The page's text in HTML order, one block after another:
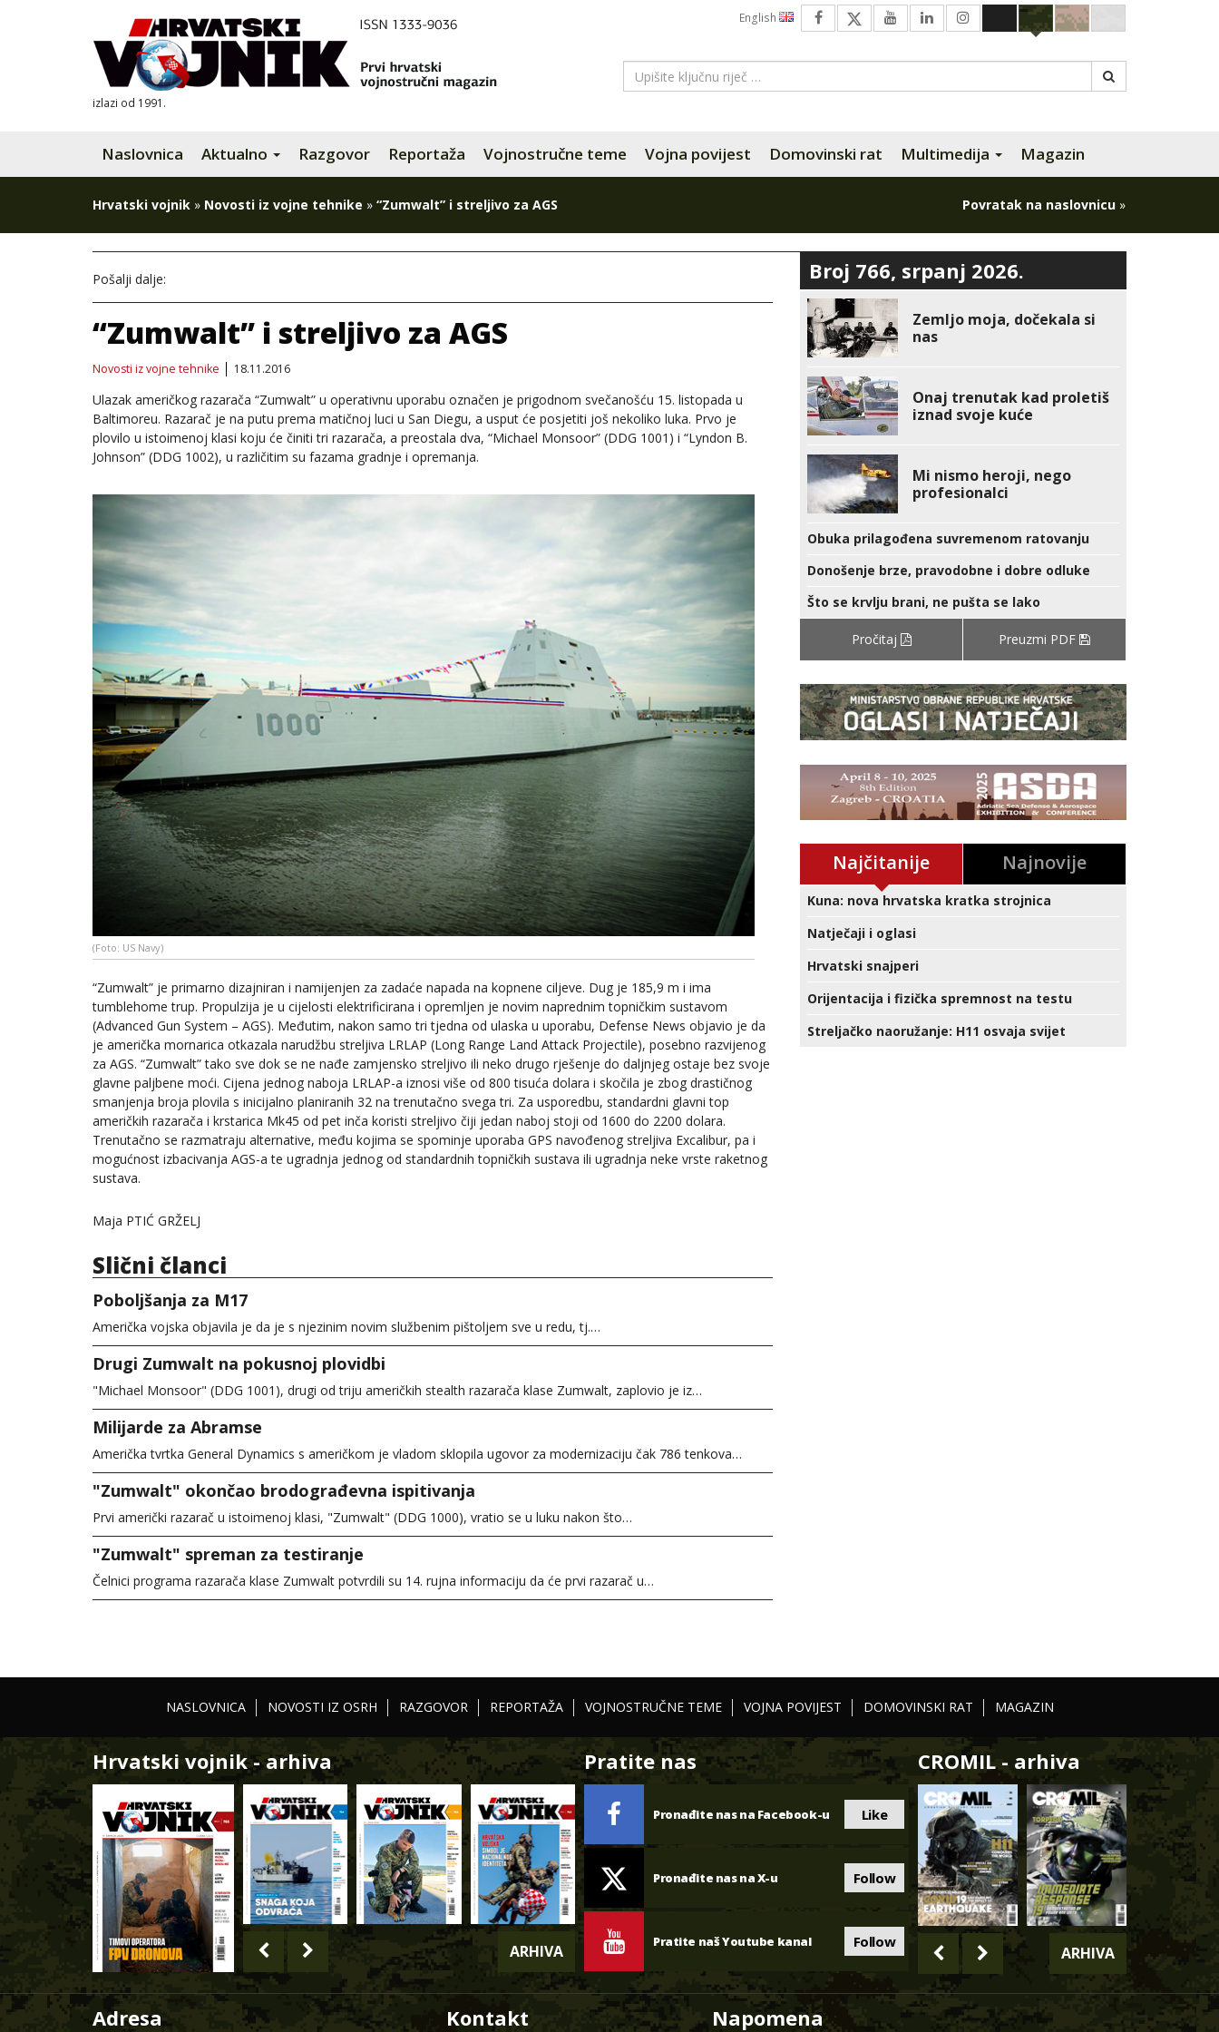
izlazi od 1991.
English
Naslovnica Aktualno Razgovor Reportaža Vojnostručne teme Vojna povijest Domovinski rat Multimedija Magazin
Hrvatski vojnik » Novosti iz vojne tehnike » “Zumwalt” i streljivo za AGS Povratak na naslovnicu »
Pošalji dalje:
“Zumwalt” i streljivo za AGS
Novosti iz vojne tehnike 18.11.2016
Ulazak američkog razarača “Zumwalt” u operativnu uporabu označen je prigodnom svečanošću 15. listopada u
Baltimoreu. Razarač je na putu prema matičnoj luci u San Diegu, a usput će posjetiti još nekoliko luka. Prvo je
plovilo u istoimenoj klasi koju će činiti tri razarača, a preostala dva, “Michael Monsoor” (DDG 1001) i “Lyndon B.
Johnson” (DDG 1002), u različitim su fazama gradnje i opremanja.
(Foto: US Navy)
“Zumwalt” je primarno dizajniran i namijenjen za zadaće napada na kopnene ciljeve. Dug je 185,9 m i ima
tumblehome trup. Propulzija je u cijelosti elektrificirana i opremljen je novim naprednim topničkim sustavom
(Advanced Gun System – AGS). Međutim, nakon samo tri tjedna od ulaska u uporabu, Defense News objavio je da
je američka mornarica otkazala narudžbu streljiva LRLAP (Long Range Land Attack Projectile), posebno razvijenog
za AGS. “Zumwalt” tako sve dok se ne nađe zamjensko streljivo ili neko drugo rješenje do daljnjeg ostaje bez svoje
glavne paljbene moći. Cijena jednog naboja LRLAP-a iznosi više od 800 tisuća dolara i skočila je zbog drastičnog
smanjenja broja plovila s inicijalno planiranih 32 na trenutačno svega tri. Za usporedbu, standardni glavni top
američkih razarača i krstarica Mk45 od pet inča koristi streljivo čiji jedan naboj stoji od 1600 do 2200 dolara.
Trenutačno se razmatraju alternative, među kojima se spominje uporaba GPS navođenog streljiva Excalibur, pa i
mogućnost izbacivanja AGS-a te ugradnja jednog od standardnih topničkih sustava ili ugradnja neke vrste raketnog
sustava.
Maja PTIĆ GRŽELJ
Slični članci
Poboljšanja za M17
Američka vojska objavila je da je s njezinim novim službenim pištoljem sve u redu, tj.…
Drugi Zumwalt na pokusnoj plovidbi
"Michael Monsoor" (DDG 1001), drugi od triju američkih stealth razarača klase Zumwalt, zaplovio je iz…
Milijarde za Abramse
Američka tvrtka General Dynamics s američkom je vladom sklopila ugovor za modernizaciju čak 786 tenkova…
"Zumwalt" okončao brodograđevna ispitivanja
Prvi američki razarač u istoimenoj klasi, "Zumwalt" (DDG 1000), vratio se u luku nakon što…
"Zumwalt" spreman za testiranje
Čelnici programa razarača klase Zumwalt potvrdili su 14. rujna informaciju da će prvi razarač u…
Broj 766, srpanj 2026.
Zemljo moja, dočekala si
nas
Onaj trenutak kad proletiš
iznad svoje kuće
Mi nismo heroji, nego
profesionalci
Obuka prilagođena suvremenom ratovanju
Donošenje brze, pravodobne i dobre odluke
Što se krvlju brani, ne pušta se lako
Pročitaj Preuzmi PDF
Najčitanije Najnovije
Kuna: nova hrvatska kratka strojnica
Natječaji i oglasi
Hrvatski snajperi
Orijentacija i fizička spremnost na testu
Streljačko naoružanje: H11 osvaja svijet
NASLOVNICA NOVOSTI IZ OSRH RAZGOVOR REPORTAŽA VOJNOSTRUČNE TEME VOJNA POVIJEST DOMOVINSKI RAT MAGAZIN
Hrvatski vojnik - arhiva
ARHIVA
Pratite nas
Pronađite nas na Facebook-u Like
Pronađite nas na X-u Follow
Pratite naš Youtube kanal Follow
CROMIL - arhiva
ARHIVA
Adresa Kontakt Napomena